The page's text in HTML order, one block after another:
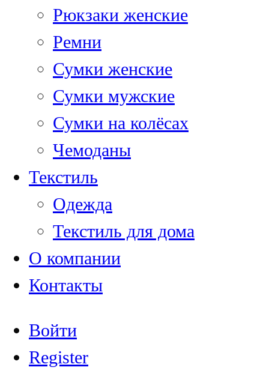
Рюкзаки женские
Ремни
Сумки женские
Сумки мужские
Сумки на колёсах
Чемоданы
Текстиль
Одежда
Текстиль для дома
О компании
Контакты
Войти
Register